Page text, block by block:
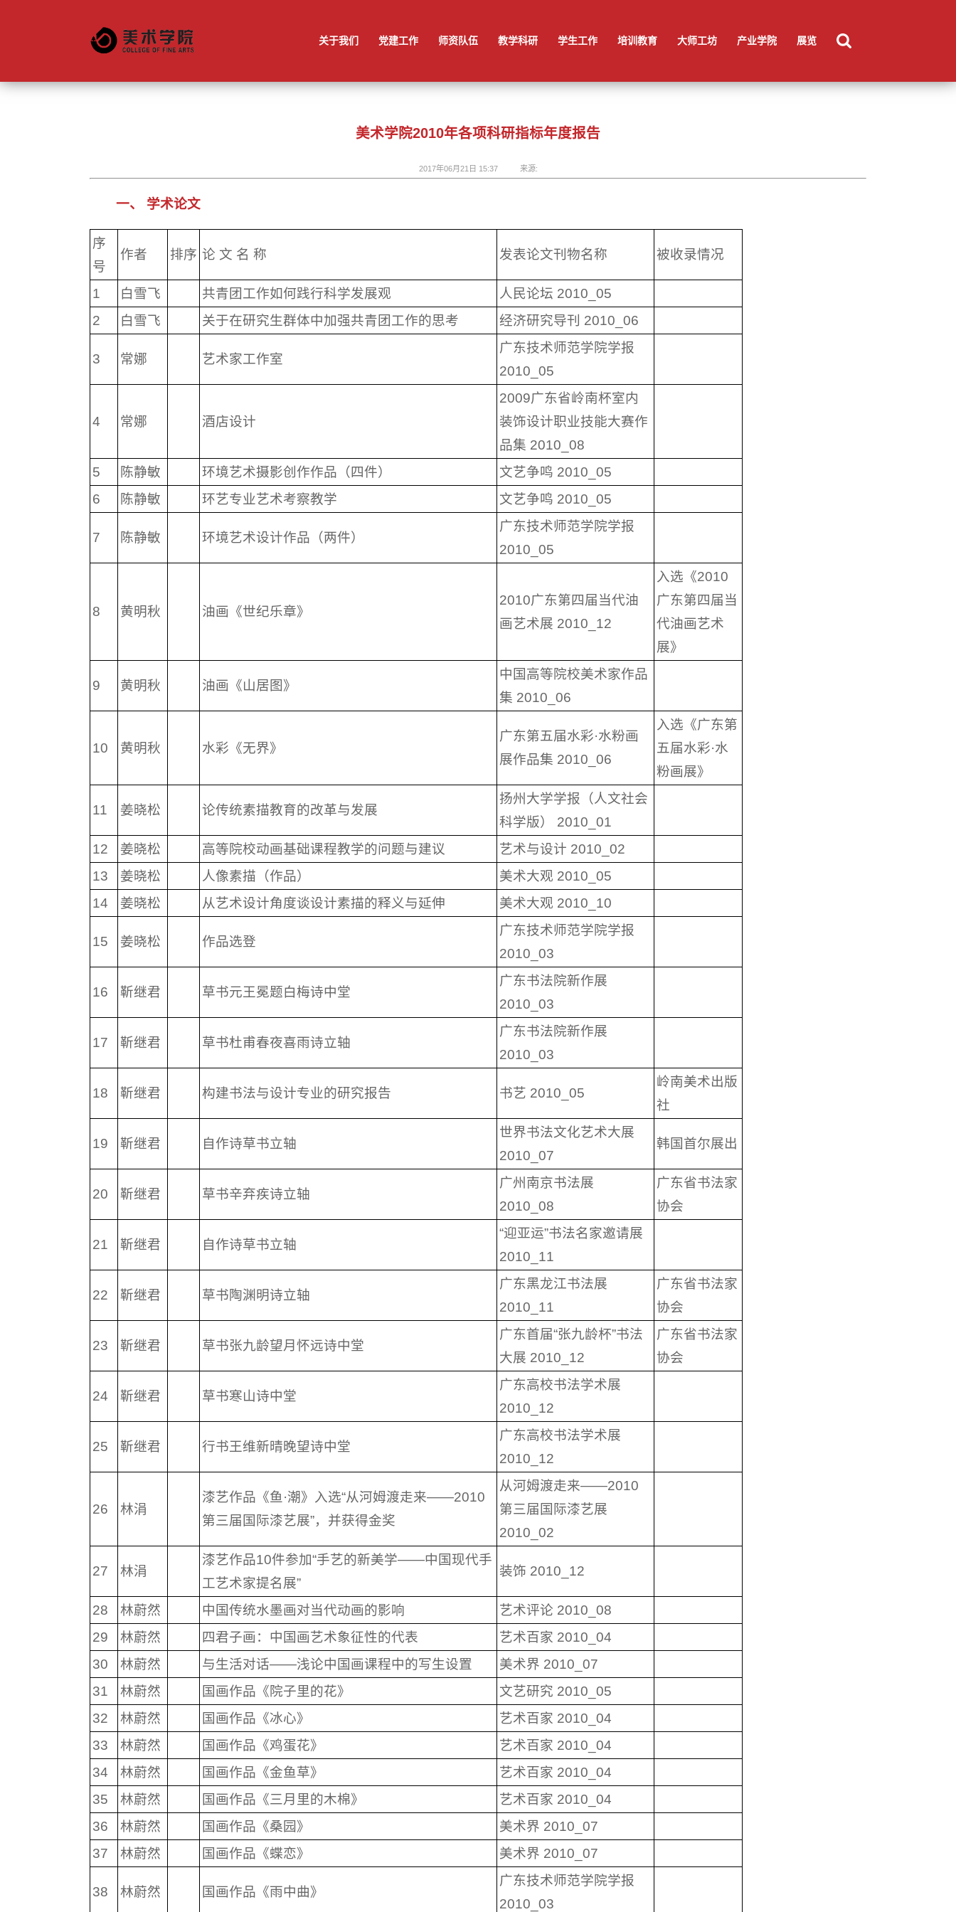
关于我们 党建工作 师资队伍 教学科研 学生工作 培训教育 大师工坊 产业学院 展览
美术学院2010年各项科研指标年度报告
2017年06月21日 15:37 来源:
一、 学术论文
序
号
作者 排序 论 文 名 称 发表论文刊物名称 被收录情况
1 白雪飞 共青团工作如何践行科学发展观
人民论坛 2010_05
2
白雪飞 关于在研究生群体中加强共青团工作的思考 经济研究导刊 2010_06
3 常娜 艺术家工作室
广东技术师范学院学报
2010_05
4 常娜 酒店设计
2009广东省岭南杯室内
装饰设计职业技能大赛作
品集 2010_08
5
陈静敏 环境艺术摄影创作作品（四件）
文艺争鸣 2010_05
6
陈静敏 环艺专业艺术考察教学 文艺争鸣 2010_05
7 陈静敏 环境艺术设计作品（两件）
广东技术师范学院学报
2010_05
8 黄明秋 油画《世纪乐章》
2010广东第四届当代油
画艺术展 2010_12
入选《2010
广东第四届当
代油画艺术
展》
9 黄明秋 油画《山居图》
中国高等院校美术家作品
集 2010_06
10 黄明秋 水彩《无界》
广东第五届水彩·水粉画
展作品集 2010_06
入选《广东第
五届水彩·水
粉画展》
11 姜晓松 论传统素描教育的改革与发展
扬州大学学报（人文社会
科学版） 2010_01
12
姜晓松 高等院校动画基础课程教学的问题与建议
艺术与设计 2010_02
13
姜晓松 人像素描（作品）
美术大观 2010_05
14
姜晓松 从艺术设计角度谈设计素描的释义与延伸 美术大观 2010_10
15 姜晓松 作品选登
广东技术师范学院学报
2010_03
16 靳继君 草书元王冕题白梅诗中堂
广东书法院新作展
2010_03
17 靳继君 草书杜甫春夜喜雨诗立轴
广东书法院新作展
2010_03
18 靳继君 构建书法与设计专业的研究报告 书艺 2010_05
岭南美术出版
社
19 靳继君 自作诗草书立轴
世界书法文化艺术大展
2010_07
韩国首尔展出
20 靳继君 草书辛弃疾诗立轴
广州南京书法展
2010_08
广东省书法家
协会
21 靳继君 自作诗草书立轴
“迎亚运”书法名家邀请展
2010_11
22 靳继君 草书陶渊明诗立轴
广东黑龙江书法展
2010_11
广东省书法家
协会
23 靳继君 草书张九龄望月怀远诗中堂
广东首届“张九龄杯”书法
大展 2010_12
广东省书法家
协会
24 靳继君 草书寒山诗中堂
广东高校书法学术展
2010_12
25 靳继君 行书王维新晴晚望诗中堂
广东高校书法学术展
2010_12
26 林涓
漆艺作品《鱼·潮》入选“从河姆渡走来——2010
第三届国际漆艺展”，并获得金奖
从河姆渡走来——2010
第三届国际漆艺展
2010_02
27 林涓
漆艺作品10件参加“手艺的新美学——中国现代手
工艺术家提名展”
装饰 2010_12
28 林蔚然 中国传统水墨画对当代动画的影响
艺术评论 2010_08
29
林蔚然 四君子画：中国画艺术象征性的代表
艺术百家 2010_04
30
林蔚然 与生活对话——浅论中国画课程中的写生设置
美术界 2010_07
31
林蔚然 国画作品《院子里的花》
文艺研究 2010_05
32
林蔚然 国画作品《冰心》
艺术百家 2010_04
33
林蔚然 国画作品《鸡蛋花》
艺术百家 2010_04
34
林蔚然 国画作品《金鱼草》
艺术百家 2010_04
35
林蔚然 国画作品《三月里的木棉》
艺术百家 2010_04
36
林蔚然 国画作品《桑园》
美术界 2010_07
37
林蔚然 国画作品《蝶恋》 美术界 2010_07
38 林蔚然 国画作品《雨中曲》
广东技术师范学院学报
2010_03